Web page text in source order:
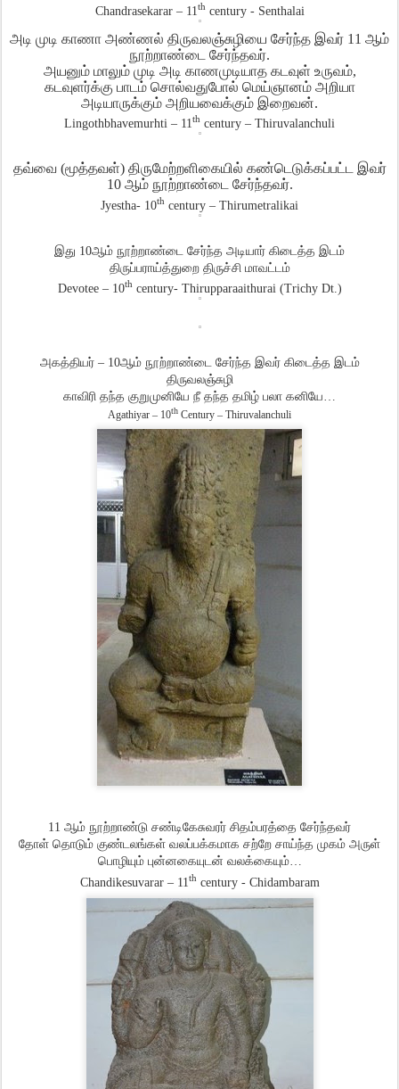
Chandrasekarar – 11thcentury - Senthalai
அடி முடி காணா அண்ணல் திருவலஞ்சுழியை சேர்ந்த இவர் 11 ஆம்
நூற்றாண்டை சேர்ந்தவர்.
அயனும் மாலும் முடி அடி காணமுடியாத கடவுள் உருவம்,
கடவுளர்க்கு பாடம் சொல்வதுபோல் மெய்ஞானம் அறியா
அடியாருக்கும் அறியவைக்கும் இறைவன்.
Lingothbhavemurhti – 11th century – Thiruvalanchuli
தவ்வை (மூத்தவள்) திருமேற்றளிகையில் கண்டெடுக்கப்பட்ட இவர்
10 ஆம் நூற்றாண்டை சேர்ந்தவர்.
Jyestha- 10th century – Thirumetralikai
இது 10ஆம் நூற்றாண்டை சேர்ந்த அடியார் கிடைத்த இடம்
திருப்பராய்த்துறை திருச்சி மாவட்டம்
Devotee – 10thcentury- Thirupparaaithurai (Trichy Dt.)
அகத்தியர்– 10ஆம் நூற்றாண்டை சேர்ந்த இவர் கிடைத்த இடம்
திருவலஞ்சுழி
காவிரி தந்த குறுமுனியே நீ தந்த தமிழ் பலா கனியே…
Agathiyar – 10th Century – Thiruvalanchuli
11 ஆம் நூற்றாண்டு சண்டிகேசுவரர் சிதம்பரத்தை சேர்ந்தவர்
தோள் தொடும் குண்டலங்கள் வலப்பக்கமாக சற்றே சாய்ந்த முகம் அருள்
பொழியும் புன்னகையுடன் வலக்கையும்…
Chandikesuvarar – 11thcentury - Chidambaram